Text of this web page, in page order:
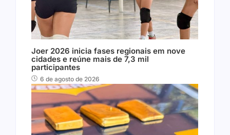
Joer 2026 inicia fases regionais em nove
cidades e reúne mais de 7,3 mil
participantes
6 de agosto de 2026